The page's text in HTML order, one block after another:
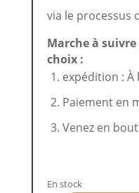
via le processus
Marche à
choix :
expédition :
Paiement en
Venez en
En stock